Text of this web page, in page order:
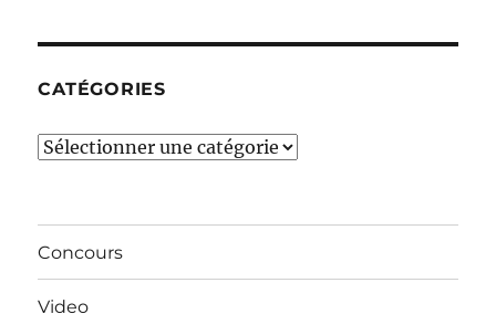
CATÉGORIES
Catégories
Concours
Video